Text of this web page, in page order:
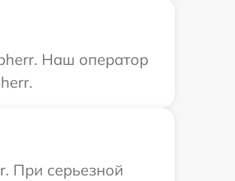
Наш оператор
При серьезной